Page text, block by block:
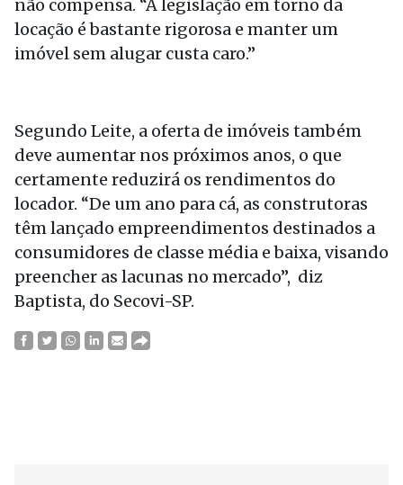
não compensa. “A legislação em torno da
locação é bastante rigorosa e manter um
imóvel sem alugar custa caro.”
Segundo Leite, a oferta de imóveis também
deve aumentar nos próximos anos, o que
certamente reduzirá os rendimentos do
locador. “De um ano para cá, as construtoras
têm lançado empreendimentos destinados a
consumidores de classe média e baixa, visando
preencher as lacunas no mercado”, diz
Baptista, do Secovi-SP.